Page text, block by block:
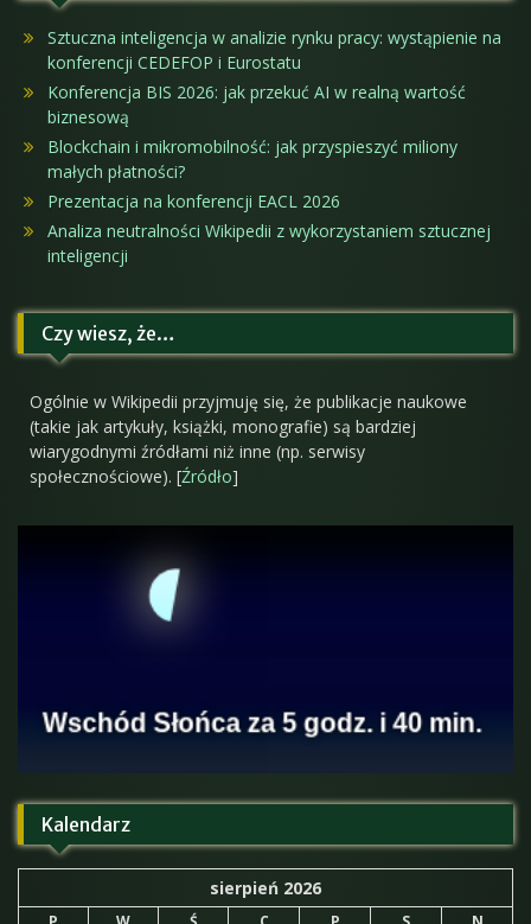
Sztuczna inteligencja w analizie rynku pracy: wystąpienie na
konferencji CEDEFOP i Eurostatu
Konferencja BIS 2026: jak przekuć AI w realną wartość
biznesową
Blockchain i mikromobilność: jak przyspieszyć miliony
małych płatności?
Prezentacja na konferencji EACL 2026
Analiza neutralności Wikipedii z wykorzystaniem sztucznej
inteligencji
Czy wiesz, że…
Ogólnie w Wikipedii przyjmuję się, że publikacje naukowe
(takie jak artykuły, książki, monografie) są bardziej
wiarygodnymi źródłami niż inne (np. serwisy
społecznościowe). [Źródło]
Kalendarz
sierpień 2026